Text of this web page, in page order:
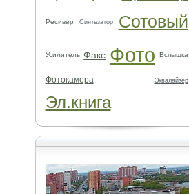
Ресивер Синтезатор Сотовый
Усилитель Факс Фото Вспышка
Фотокамера Эквалайзер
Эл.книга